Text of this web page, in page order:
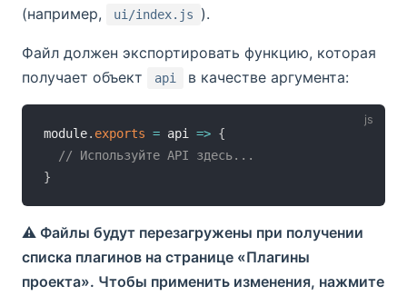
(например,
ui/index.js ).
Файл должен экспортировать функцию, которая
получает объект
api в качестве аргумента:
module. exports = api => {
// Используйте API здесь...
}
⚠️ Файлы будут перезагружены при получении
списка плагинов на странице «Плагины
проекта». Чтобы применить изменения, нажмите